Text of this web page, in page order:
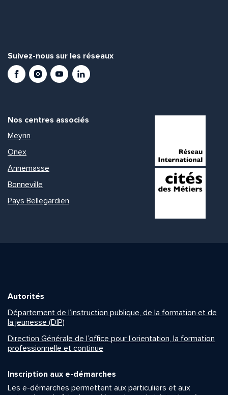
Suivez-nous sur les réseaux
FacebookInstagramYoutubeLinkedIn
Nos centres associés
Meyrin
Onex
Annemasse
Bonneville
Pays Bellegardien
Autorités
Département de l’instruction publique, de la formation et de
la jeunesse (DIP)
Direction Générale de l’office pour l’orientation, la formation
professionnelle et continue
Inscription aux e-démarches
Les e-démarches permettent aux particuliers et aux